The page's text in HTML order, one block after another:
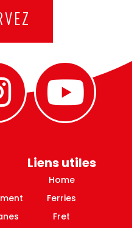
Liens utiles
Home
Ferries
Fret